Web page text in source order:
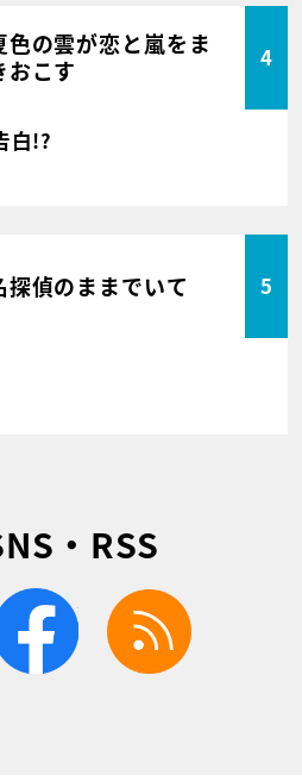
色の雲が恋と嵐をま
おこす
4
白!?
探偵のままでいて 5
・RSS
facebook